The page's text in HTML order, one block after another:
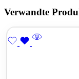
Verwandte